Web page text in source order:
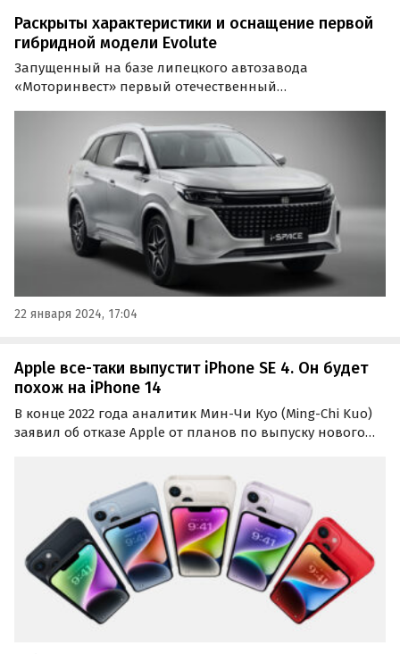
Раскрыты характеристики и оснащение первой
гибридной модели Evolute
Запущенный на базе липецкого автозавода
«Моторинвест» первый отечественный
свою новую модель. Это Evolute i-Space — шестая
модель в линейке марки и первый в ее истории
гибрид, сообщают «Автоновости…
22 января 2024, 17:04
Apple все-таки выпустит iPhone SE 4. Он будет
похож на iPhone 14
В конце 2022 года аналитик Мин-Чи Куо (Ming-Chi Kuo)
заявил об отказе Apple от планов по выпуску нового
поколением iPhone SE.